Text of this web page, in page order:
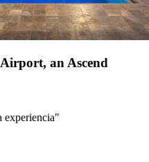
an Ascend
experiencia"